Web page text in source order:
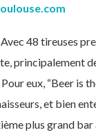
Avec 48 tireuses
principalement
eux, “Beer is
et bien
plus grand